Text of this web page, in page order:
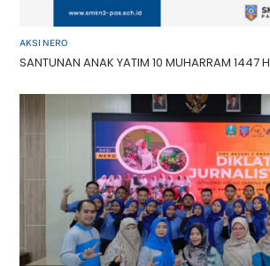
AKSI NERO
SANTUNAN ANAK YATIM 10 MUHARRAM 1447 H